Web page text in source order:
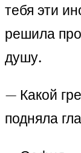
тебя эти
решила
душу.
— Какой
подняла